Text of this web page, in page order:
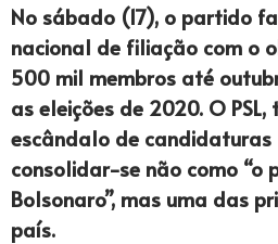
No sábado (17), o partido
nacional de filiação com o
500 mil membros até
as eleições de 2020. O
escândalo de candidaturas
consolidar-se não como “o
Bolsonaro”, mas uma das
país.